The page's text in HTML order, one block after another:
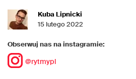
Kuba Lipnicki
15 lutego 2022
Obserwuj nas na instagramie:
@rytmypl